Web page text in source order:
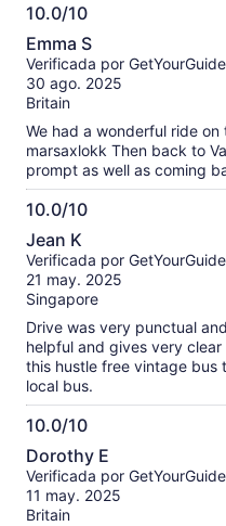
10.0/10
10.0
de
10
Emma S
Verificada por GetYourGuide
30 ago. 2025
Britain
We had a wonderful ride
marsaxlokk Then back to
prompt as well as coming
10.0/10
10.0
de
10
Jean K
Verificada por GetYourGuide
21 may. 2025
Singapore
Drive was very punctual
helpful and gives very
this hustle free vintage bus
local bus.
10.0/10
10.0
de
10
Dorothy E
Verificada por GetYourGuide
11 may. 2025
Britain